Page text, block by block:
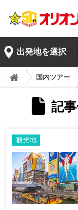
出発地を選択
国内ツアー
記
観光地